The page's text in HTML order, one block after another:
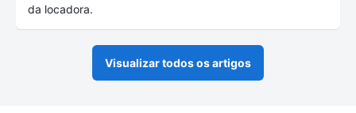
da locadora.
Visualizar todos os artigos